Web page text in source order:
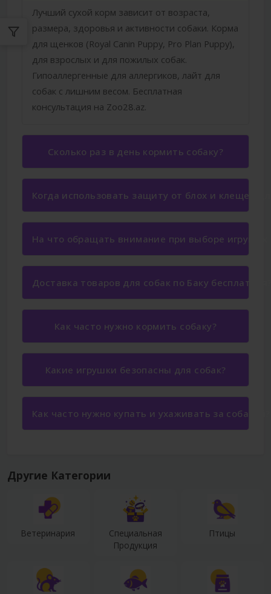
Лучший сухой корм зависит от возраста,
размера, здоровья и активности собаки. Корма
для щенков (Royal Canin Puppy, Pro Plan Puppy),
для взрослых и для пожилых собак.
Гипоаллергенные для аллергиков, лайт для
собак с лишним весом. Бесплатная
консультация на Zoo28.az.
Сколько раз в день кормить собаку?
Когда использовать защиту от блох и клещей
На что обращать внимание при выборе игрушек
Доставка товаров для собак по Баку
Как часто нужно кормить собаку?
Какие игрушки безопасны для собак?
Как часто нужно купать и ухаживать за собакой?
Другие Категории
Ветеринария
Специальная
Продукция
Птицы